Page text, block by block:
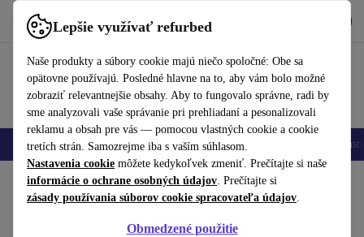
Lepšie využívať refurbed
Naše produkty a súbory cookie majú niečo spoločné: Obe sa
opätovne používajú. Posledné hlavne na to, aby vám bolo možné
zobraziť relevantnejšie obsahy. Aby to fungovalo správne, radi by
sme analyzovali vaše správanie pri prehliadaní a pesonalizovali
reklamu a obsah pre vás — pomocou vlastných cookie a cookie
tretích strán. Samozrejme iba s vaším súhlasom.
Nastavenia cookie môžete kedykoľvek zmeniť. Prečítajte si naše
informácie o ochrane osobných údajov. Prečítajte si
zásady používania súborov cookie spracovateľa údajov.
Obmedzené použitie
používať refurbed rýchlo a jednoducho
Mobilné telefóny Laptopy Tablety Inteligentné hodinky
Domov Produkty Fotoaparáty Objektívy
Panasonic Lumix S 20-60 mm 3,5-5,6